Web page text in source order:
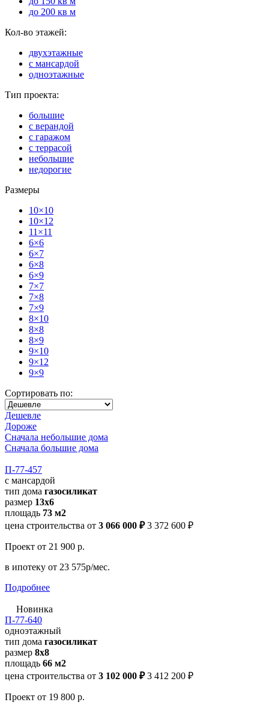
до 200 кв м
Кол-во этажей:
двухэтажные
с мансардой
одноэтажные
Тип проекта:
большие
с верандой
с гаражом
с террасой
небольшие
недорогие
Размеры
10×10
10×12
11×11
6×6
6×7
6×8
6×9
7×7
7×8
7×9
8×10
8×8
8×9
9×10
9×12
9×9
Сортировать по:
Дешевле
Дороже
Сначала небольшие дома
Сначала большие дома
П-77-457
с мансардой
тип дома газосиликат
размер 13х6
площадь 73 м2
цена строительства от 3 066 000 ₽ 3 372 600 ₽
Проект от 21 900 р.
в ипотеку от 23 575р/мес.
Подробнее
Новинка
П-77-640
одноэтажный
тип дома газосиликат
размер 8x8
площадь 66 м2
цена строительства от 3 102 000 ₽ 3 412 200 ₽
Проект от 19 800 р.